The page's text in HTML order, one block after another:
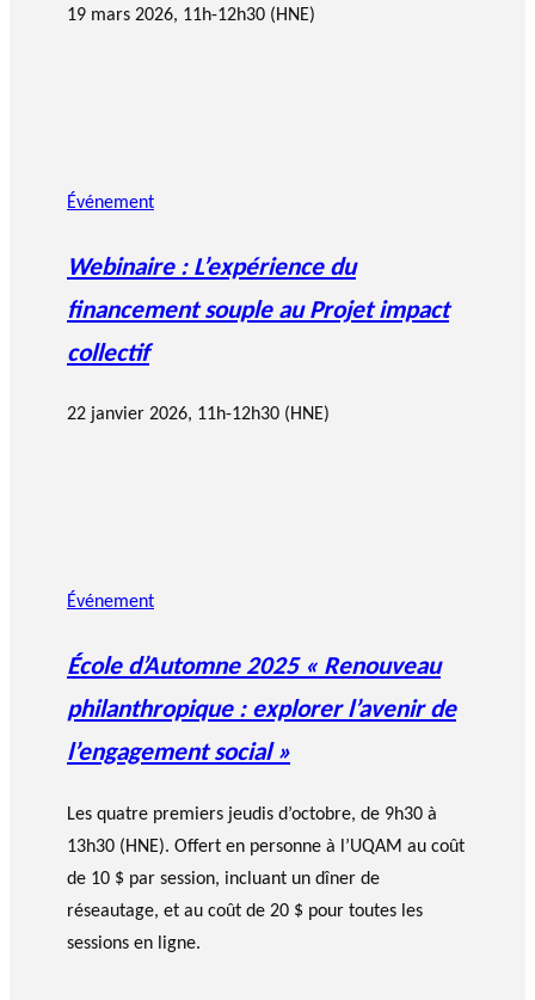
19 mars 2026, 11h-12h30 (HNE)
Événement
Webinaire : L’expérience du
financement souple au Projet impact
collectif
22 janvier 2026, 11h-12h30 (HNE)
Événement
École d’Automne 2025 « Renouveau
philanthropique : explorer l’avenir de
l’engagement social »
Les quatre premiers jeudis d’octobre, de 9h30 à
13h30 (HNE). Offert en personne à l’UQAM au coût
de 10 $ par session, incluant un dîner de
réseautage, et au coût de 20 $ pour toutes les
sessions en ligne.